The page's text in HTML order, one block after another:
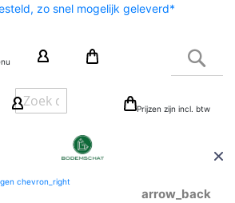
zo snel mogelijk geleverd*
Prijzen zijn incl. btw
chevron_right
arrow_back